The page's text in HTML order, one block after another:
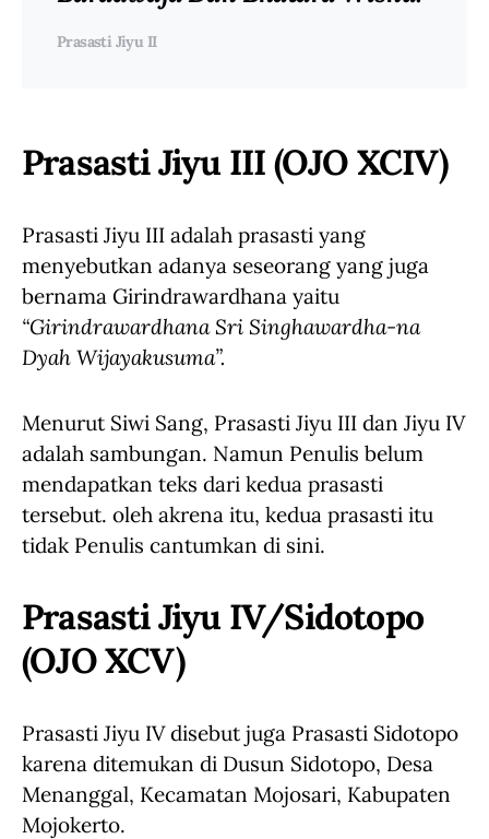
Prasasti Jiyu II
Prasasti Jiyu III (OJO XCIV)
Prasasti Jiyu III adalah prasasti yang
menyebutkan adanya seseorang yang juga
bernama Girindrawardhana yaitu
“Girindrawardhana Sri Singhawardha-na
Dyah Wijayakusuma”.
Menurut Siwi Sang, Prasasti Jiyu III dan Jiyu IV
adalah sambungan. Namun Penulis belum
mendapatkan teks dari kedua prasasti
tersebut. oleh akrena itu, kedua prasasti itu
tidak Penulis cantumkan di sini.
Prasasti Jiyu IV/Sidotopo
(OJO XCV)
Prasasti Jiyu IV disebut juga Prasasti Sidotopo
karena ditemukan di Dusun Sidotopo, Desa
Menanggal, Kecamatan Mojosari, Kabupaten
Mojokerto.